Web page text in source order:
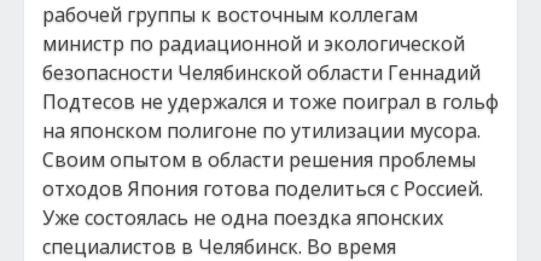
рабочей группы к восточным коллегам
министр по радиационной и экологической
безопасности Челябинской области Геннадий
Подтесов не удержался и тоже поиграл в гольф
на японском полигоне по утилизации мусора.
Своим опытом в области решения проблемы
отходов Япония готова поделиться с Россией.
Уже состоялась не одна поездка японских
специалистов в Челябинск. Во время